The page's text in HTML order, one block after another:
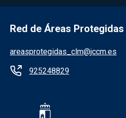
Red de Áreas Protegidas
areasprotegidas_clm@jccm.es
925248829